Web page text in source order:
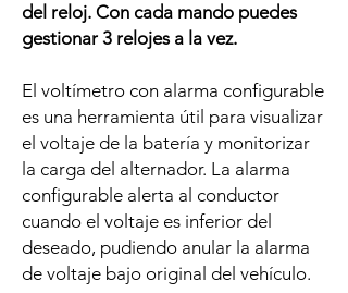
del reloj. Con cada mando puedes
gestionar 3 relojes a la vez.
El voltímetro con alarma configurable
es una herramienta útil para visualizar
el voltaje de la batería y monitorizar
la carga del alternador. La alarma
configurable alerta al conductor
cuando el voltaje es inferior del
deseado, pudiendo anular la alarma
de voltaje bajo original del vehículo.